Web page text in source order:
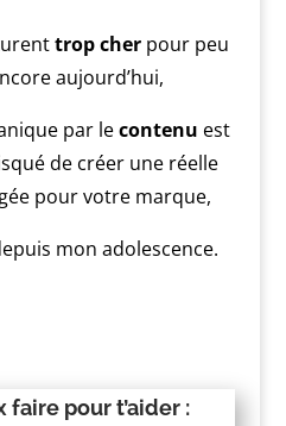
trop cher pour peu
aujourd’hui,
par lecontenu est
de créer une réelle
pour votre marque,
mon adolescence.
faire pour t’aider :